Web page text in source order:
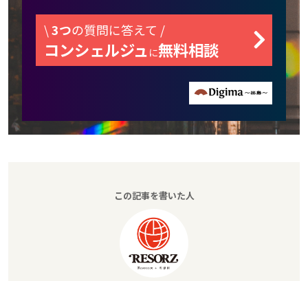
\3つの質問に答えて /
コンシェルジュ に無料相談
この記事を書いた人